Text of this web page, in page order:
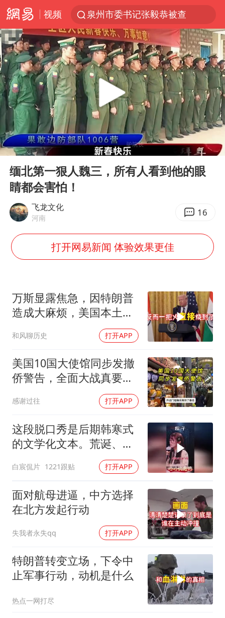
视频
泉州市委书记张毅恭被查
台风白海豚已进入24小时警戒线
全球首个长时储能一体化产业园量产
台风白海豚或吞并鲸鱼 登陆地点更新
四川宜宾市高县4.9级地震致1人死亡
名创优品回应女子吐槽内裤质量差
中巨芯：上半年归母净利润1405.77万元
中国女篮70-67险胜尼日利亚女篮
U17国足点球大战淘汰河床晋级决赛
秋天的第一杯奶茶到底有多火
38岁演员求职万岁山NPC成功
胜宏科技：股票交易异常波动
夯实基础开新局
Play
00:00 02:42
缅北第一狠人魏三，所有人看到他的眼
睛都会害怕！
飞龙文化
河南 16
打开网易新闻 体验效果更佳
万斯显露焦急，因特朗普
造成大麻烦，美国本土有
和风聊历史 打开APP
美国10国大使馆同步发撤
侨警告，全面大战真要来
感谢过往 打开APP
这段脱口秀是后期韩寒式
的文学化文本。荒诞、激
白宸侃片 1221跟贴 打开APP
面对航母进逼，中方选择
在北方发起行动
失我者永失qq 打开APP
特朗普转变立场，下令中
止军事行动，动机是什么
热点一网打尽